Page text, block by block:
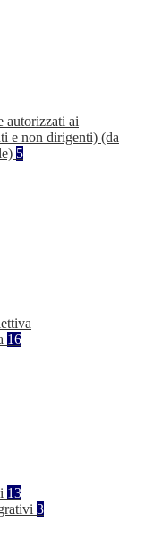
autorizzati ai
e non dirigenti) (da
5
16
13
3